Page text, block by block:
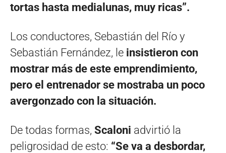
tortas hasta medialunas, muy ricas”.
Los conductores, Sebastián del Río y
Sebastián Fernández, le insistieron con
mostrar más de este emprendimiento,
pero el entrenador se mostraba un poco
avergonzado con la situación.
De todas formas, Scaloni advirtió la
peligrosidad de esto: “Se va a desbordar,